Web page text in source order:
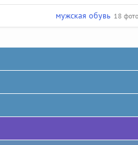
мужская обувь 18 фото